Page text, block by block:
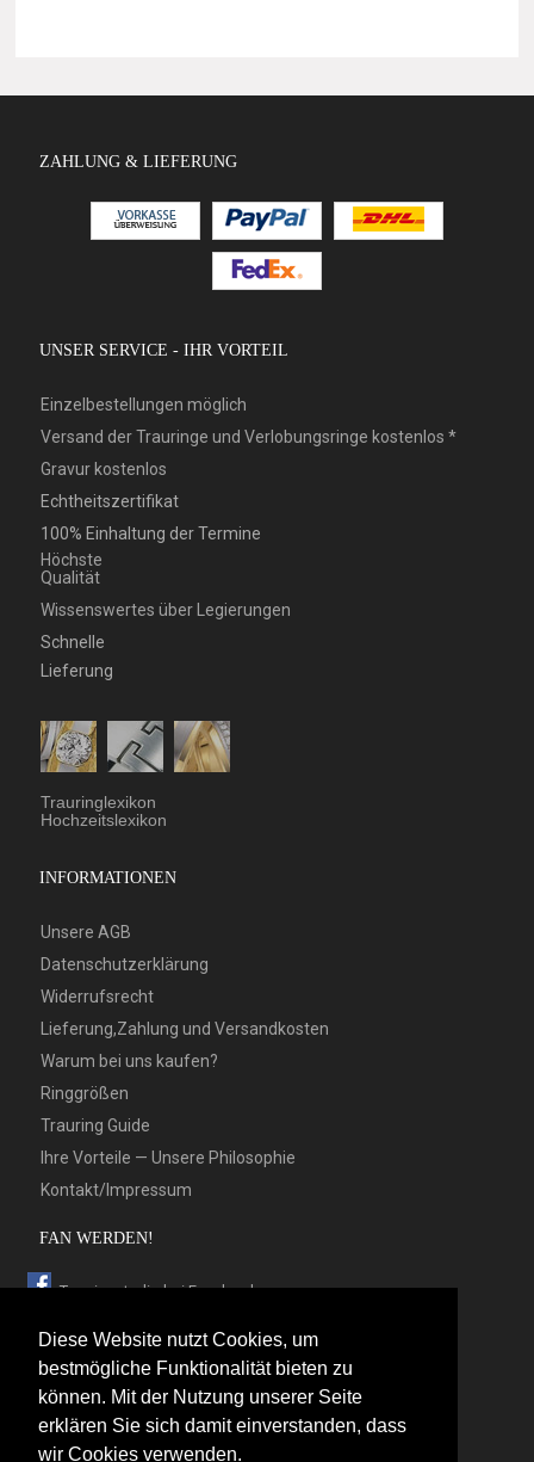
Diese Website nutzt Cookies, um
bestmögliche Funktionalität bieten zu
können. Mit der Nutzung unserer Seite
erklären Sie sich damit einverstanden, dass
wir Cookies verwenden.
ZAHLUNG & LIEFERUNG
UNSER SERVICE - IHR VORTEIL
Einzelbestellungen möglich
Versand der Trauringe und Verlobungsringe kostenlos *
Gravur kostenlos
Echtheitszertifikat
100% Einhaltung der Termine
Höchste
Qualität
Wissenswertes über Legierungen
Schnelle
Lieferung
Trauringlexikon
Hochzeitslexikon
INFORMATIONEN
Unsere AGB
Datenschutzerklärung
Widerrufsrecht
Lieferung,Zahlung und Versandkosten
Warum bei uns kaufen?
Ringgrößen
Trauring Guide
Ihre Vorteile — Unsere Philosophie
Kontakt/Impressum
FAN WERDEN!
Trauringstudio bei Facebook
Trauringstudio bei Twitter
Trauringstudio bei Pinterest
Trauringstudio bei flickr